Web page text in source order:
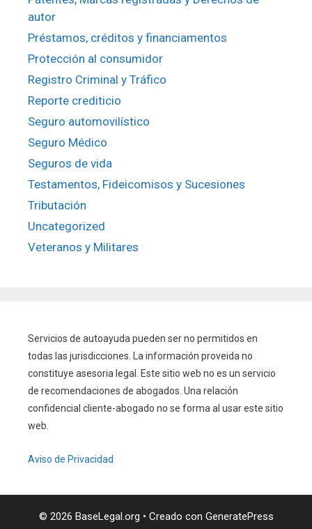
autor
Préstamos, créditos y financiamentos
Protección al consumidor
Registro Criminal y Tráfico
Reporte crediticio
Seguro automovilístico
Seguro Médico
Seguros de vida
Testamentos, Fideicomisos y Sucesiones
Tributación
Uncategorized
Veteranos y Militares
Servicios de autoayuda pueden ser no permitidos en
todas las jurisdicciones. La información proveida no
constituye asesoria legal. Este sitio web no es un servicio
de recomendaciones de abogados. Una relación
confidencial cliente-abogado no se forma al usar este sitio
web.
Aviso de Privacidad
© 2026 BaseLegal.org • Creado con GeneratePress